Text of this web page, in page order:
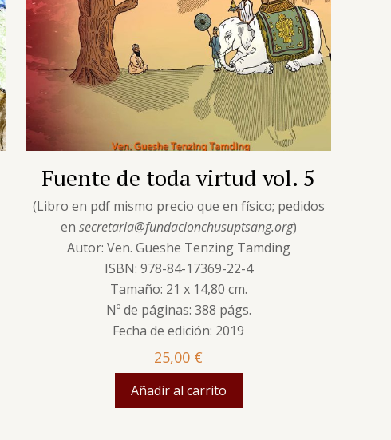
Fuente de toda virtud vol. 5
(Libro en pdf mismo precio que en físico; pedidos
en secretaria@fundacionchusuptsang.org)
Autor: Ven. Gueshe Tenzing Tamding
ISBN: 978-84-17369-22-4
Tamaño: 21 x 14,80 cm.
Nº de páginas: 388 págs.
Fecha de edición: 2019
25,00 €
Añadir al carrito